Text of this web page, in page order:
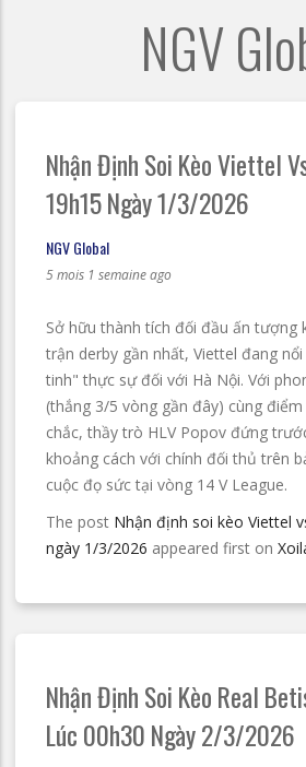
NGV
Nhận Định Soi Kèo Viettel
19h15 Ngày 1/3/2026
NGV Global
5 mois 1 semaine ago
Sở hữu thành tích đối đầu ấn tượng
trận derby gần nhất, Viettel đang
tinh" thực sự đối với Hà Nội. Với
(thắng 3/5 vòng gần đây) cùng
chắc, thầy trò HLV Popov đứng
khoảng cách với chính đối thủ trên
cuộc đọ sức tại vòng 14 V League.
The post Nhận định soi kèo Viettel
ngày 1/3/2026 appeared first on
Nhận Định Soi Kèo Real
Lúc 00h30 Ngày 2/3/2026